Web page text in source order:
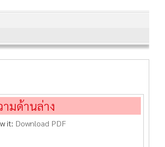
มด้านล่าง
it: Download PDF